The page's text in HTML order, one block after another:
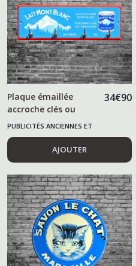
Plaque émaillée
accroche clés ou
torchon MONT
BLANC
34€90
PUBLICITÉS ANCIENNES ET
ALIMENTAIRES
AJOUTER